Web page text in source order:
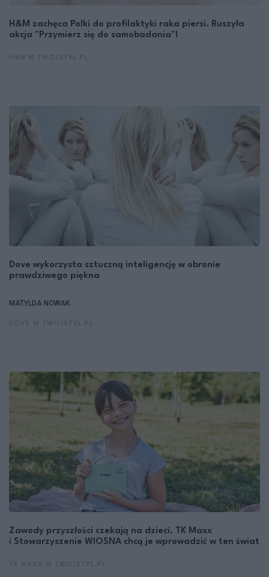
H&M zachęca Polki do profilaktyki raka piersi. Ruszyła
akcja "Przymierz się do samobadania"!
Dove wykorzysta sztuczną inteligencję w obronie
prawdziwego piękna
MATYLDA NOWAK
Zawody przyszłości czekają na dzieci. TK Maxx
i Stowarzyszenie WIOSNA chcą je wprowadzić w ten świat